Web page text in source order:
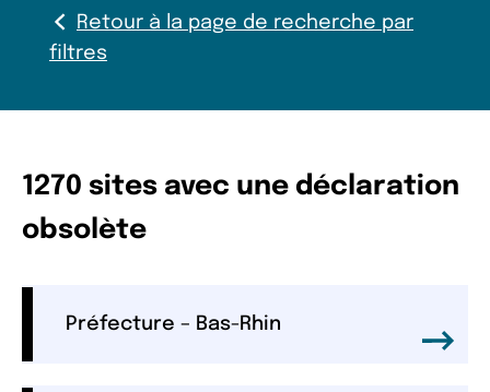
Retour à la page de recherche par
filtres
1270 sites avec une déclaration
obsolète
Préfecture – Bas-Rhin